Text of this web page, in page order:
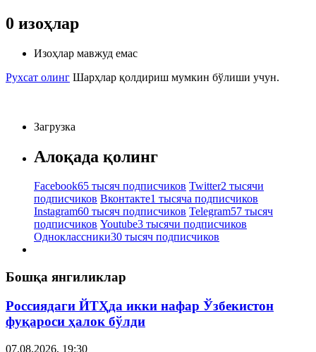
0 изоҳлар
Изоҳлар мавжуд емас
Рухсат олинг Шарҳлар қолдириш мумкин бўлиши учун.
Загрузка
Алоқада қолинг
Facebook65 тысяч подписчиков Twitter2 тысячи
подписчиков Вконтакте1 тысяча подписчиков
Instagram60 тысяч подписчиков Telegram57 тысяч
подписчиков Youtube3 тысячи подписчиков
Одноклассники30 тысяч подписчиков
Бошқа янгиликлар
Россиядаги ЙТҲда икки нафар Ўзбекистон
фуқароси ҳалок бўлди
07.08.2026, 19:30